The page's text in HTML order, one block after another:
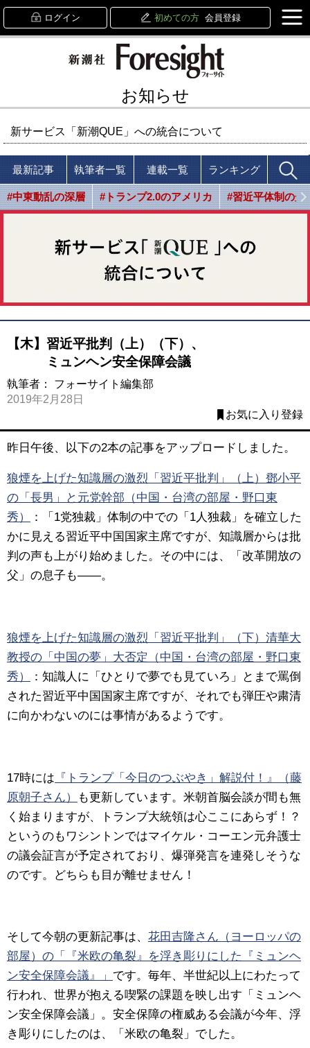
ログイン 初めての方 会員登録
お知らせ
新サービス「新潮QUE」への統合について
最新記事 執筆者一覧 連載一覧 ランキング
#中東動乱の深層 #トランプ2.0のアメリカ #習近平体制の光
【木】習近平批判（上）（下）、
ミュンヘン安全保障会議
執筆者： フォーサイト編集部
2019年2月28日
お気に入り登録
昨日午後、以下の2本の記事をアップロードしました。
狼煙を上げた知識層の激烈「習近平批判」（上）鄧小平
の「長男」と元党幹部（中国・台湾の部屋・野口東
秀）
：「1党独裁」体制の中での「1人独裁」を確立した
かに見える習近平中国国家主席ですが、知識層からは批
判の声も上がり始めました。その中には、「改革開放の
父」の息子も――。
狼煙を上げた知識層の激烈「習近平批判」（下）清華大
教授の「中国の夢」大否定（中国・台湾の部屋・野口東
秀）
：知識人に「ひとりで夢でも見ていろ」とまで罵倒
された習近平中国国家主席ですが、それでも弾圧や粛清
に向かわないのには事情があるようです。
17時には 『トランプ「今日のつぶやき」解説付！』（藤
原朝子さん）
も更新しています。米朝首脳会談が間も無
く始まりますが、トランプ大統領は心ここにあらず！？
というのもワシントンではマイケル・コーエン元弁護士
の議会証言が予定されており、爆弾発言を連発しそうな
のです。どちらも目が離せません！
そして今朝の更新記事は、 花田吉隆さん（ヨーロッパの
部屋）の「『米欧の亀裂』を浮き彫りにした『ミュンヘ
ン安全保障会議』」 です。毎年、半世紀以上にわたって
行われ、世界が抱える喫緊の課題を映し出す「ミュンヘ
ン安全保障会議」。安全保障の権威ある会議が今年、浮
き彫りにしたのは、「米欧の亀裂」でした。